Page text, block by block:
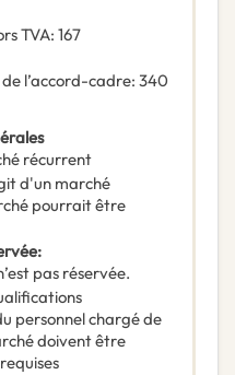
TVA: 167
l’accord-cadre: 340
récurrent
d'un marché
pourrait être
:
pas réservée.
personnel chargé de
doivent être